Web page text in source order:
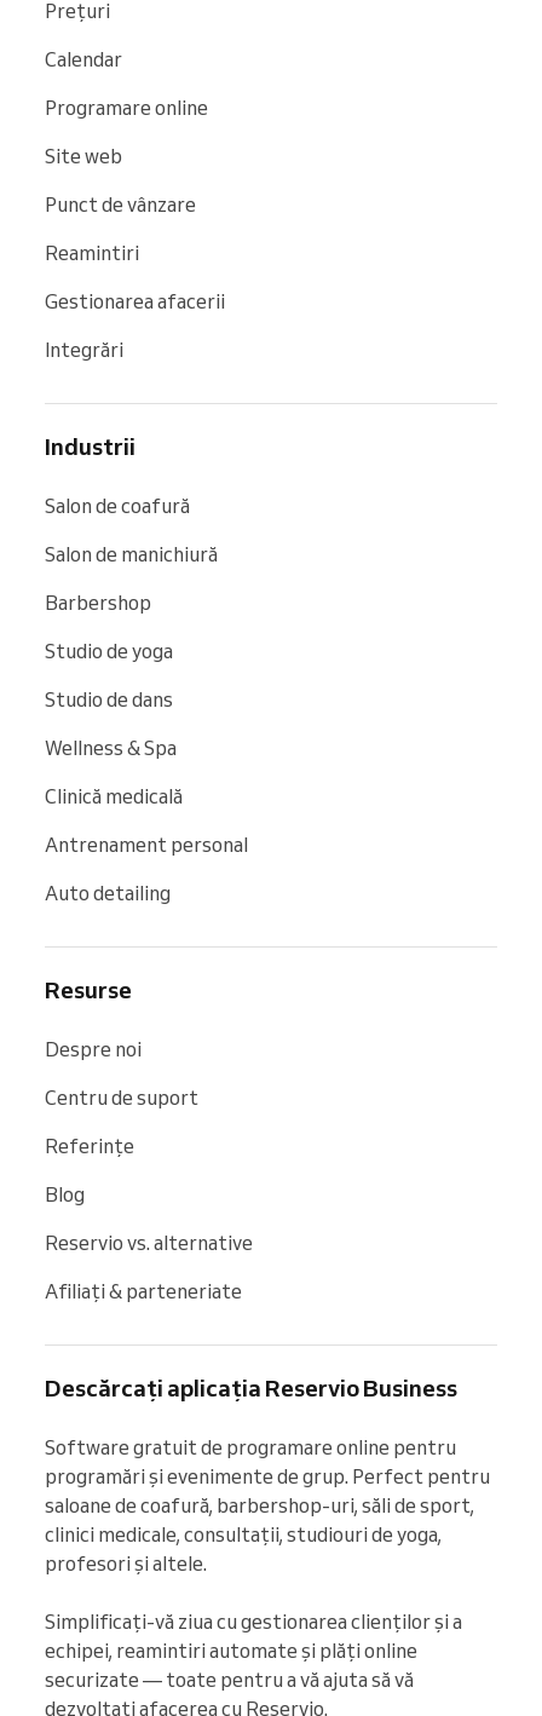
Prețuri
Calendar
Programare online
Site web
Punct de vânzare
Reamintiri
Gestionarea afacerii
Integrări
Industrii
Salon de coafură
Salon de manichiură
Barbershop
Studio de yoga
Studio de dans
Wellness & Spa
Clinică medicală
Antrenament personal
Auto detailing
Resurse
Despre noi
Centru de suport
Referințe
Blog
Reservio vs. alternative
Afiliați & parteneriate
Descărcați aplicația Reservio Business
Software gratuit de programare online pentru
programări și evenimente de grup. Perfect pentru
saloane de coafură, barbershop-uri, săli de sport,
clinici medicale, consultații, studiouri de yoga,
profesori și altele.
Simplificați-vă ziua cu gestionarea clienților și a
echipei, reamintiri automate și plăți online
securizate — toate pentru a vă ajuta să vă
dezvoltați afacerea cu Reservio.